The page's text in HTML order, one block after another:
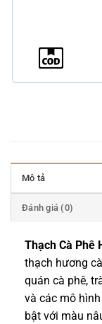
Mô tả
Đánh giá (0)
Thạch Cà Phê
thạch hương
quán cà phê,
và các mô
bật với màu